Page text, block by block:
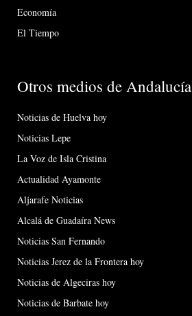
Economía
El Tiempo
Otros medios de Andalucía
Noticias de Huelva hoy
Noticias Lepe
La Voz de Isla Cristina
Actualidad Ayamonte
Aljarafe Noticias
Alcalá de Guadaíra News
Noticias San Fernando
Noticias Jerez de la Frontera hoy
Noticias de Algeciras hoy
Noticias de Barbate hoy